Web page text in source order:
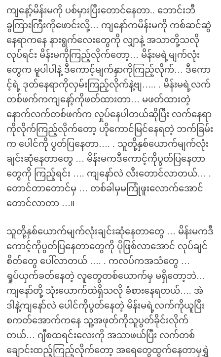
ကျနော့်မိန်းမကို ပစ်မှားပြီးတောင်နေတာ.. ဘောင်းဘီ
ခွကြားကြီးကိုဖောင်းလို့… ကျနော်ကမိန်းမကို ကစ်ဆင်ဆွဲ
နေရာကနေ နားရွက်လေးတွေကို လျှာနဲ့ အသာတို့သလို
လုပ်ရင်း မိန်းမကိုကြည့်လိုက်တော့… မိန်းမရဲ့မျက်လုံး
တွေက မူပါပါနဲ့ ဒီကောင့်မျက်နှာကိုကြည့်လိုက်… ဒီကော
င့်ရဲ့ ဒုတ်နေရာကိုလှမ်းကြည့်လိုက်နဲ့ဗျ….. . မိန်းမရဲ့လက်
တစ်ဖက်ကကျနော့်ကိုဖတ်ထားတာ… မဖတ်ထားတဲ့
နောက်လက်တစ်ဖက်က လှုပ်နေပါတယ်ဆိုပြီး လက်နေရာ
ကိုလိုက်ကြည့်လိုက်တော့ ဟိုကောင်မြင်နေရတဲ့ ဘက်ခြမ်း
က ပေါင်ကို ပွတ်ပြနေတာ…. . သူတို့နှစ်ယောက်မျက်လုံး
ချင်းဆုံနေတာတွေ … မိန်းမကဒီကောင့်ကိုပွတ်ပြနေတာ
တွေကို ကြည့်ရင်း …. ကျနော်လဲ လီးတောင်လာတယ်… .
တောင်တာတောင်မှ … တစ်ခါမှမကြုံဖူးလောက်အောင်
တောင်လာတာ …။
သူတို့နှစ်ယောက်မျက်လုံးချင်းဆုံနေတာတွေ … မိန်းမကဒီ
ကောင့်ကိုပွတ်ပြနေတာတွေကို ပိုဖြစ်လာအောင် လုပ်ချင်
စိတ်တွေ ပေါ်လာတယ် …. . ကလပ်ကအသံတွေ …
ရှုပ်ယှက်ခတ်နေတဲ့ လူတွေတစ်ယောက်မှ မရှိတော့ဘဲ…
ကျနော်တို့ သုံးယောက်ထဲရှိသလို ခံစားနေရတယ်…. အဲ
ဒါနဲ့ကျနော်လဲ ပေါင်ကိုပွတ်နေတဲ့ မိန်းမရဲ့လက်ကိုယူပြီး
စကတ်အောက်ကနေ သူ့အဖုတ်ကိုသူပွတ်ခိုင်းလိုက်
တယ်… ဂျီစထရင်းလေးကို အသာဖယ်ပြီး လက်တစ်
ချောင်းထည့်ကြည့်လိုက်တော့ အရေတွေထွက်နေတာမှရွှဲ